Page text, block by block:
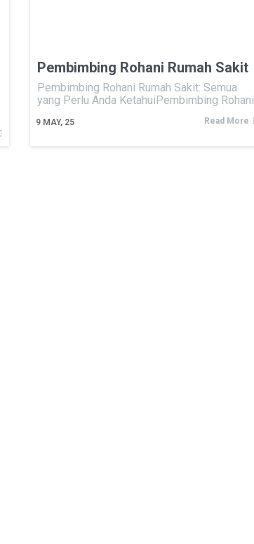
Pembimbing Rohani Rumah Sakit
9 MAY, 25
Pembimbing Rohani Rumah Sakit: Semua
yang Perlu Anda KetahuiPembimbing Rohani
Read More